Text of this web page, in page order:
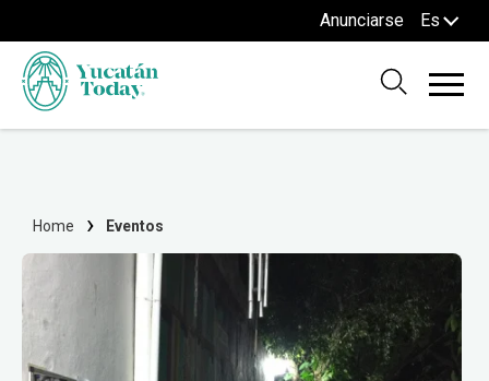
Anunciarse Es
Home Eventos